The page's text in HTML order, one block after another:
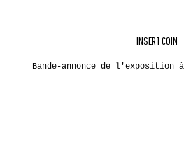
INSERT COIN
Bande-annonce de l'exposition